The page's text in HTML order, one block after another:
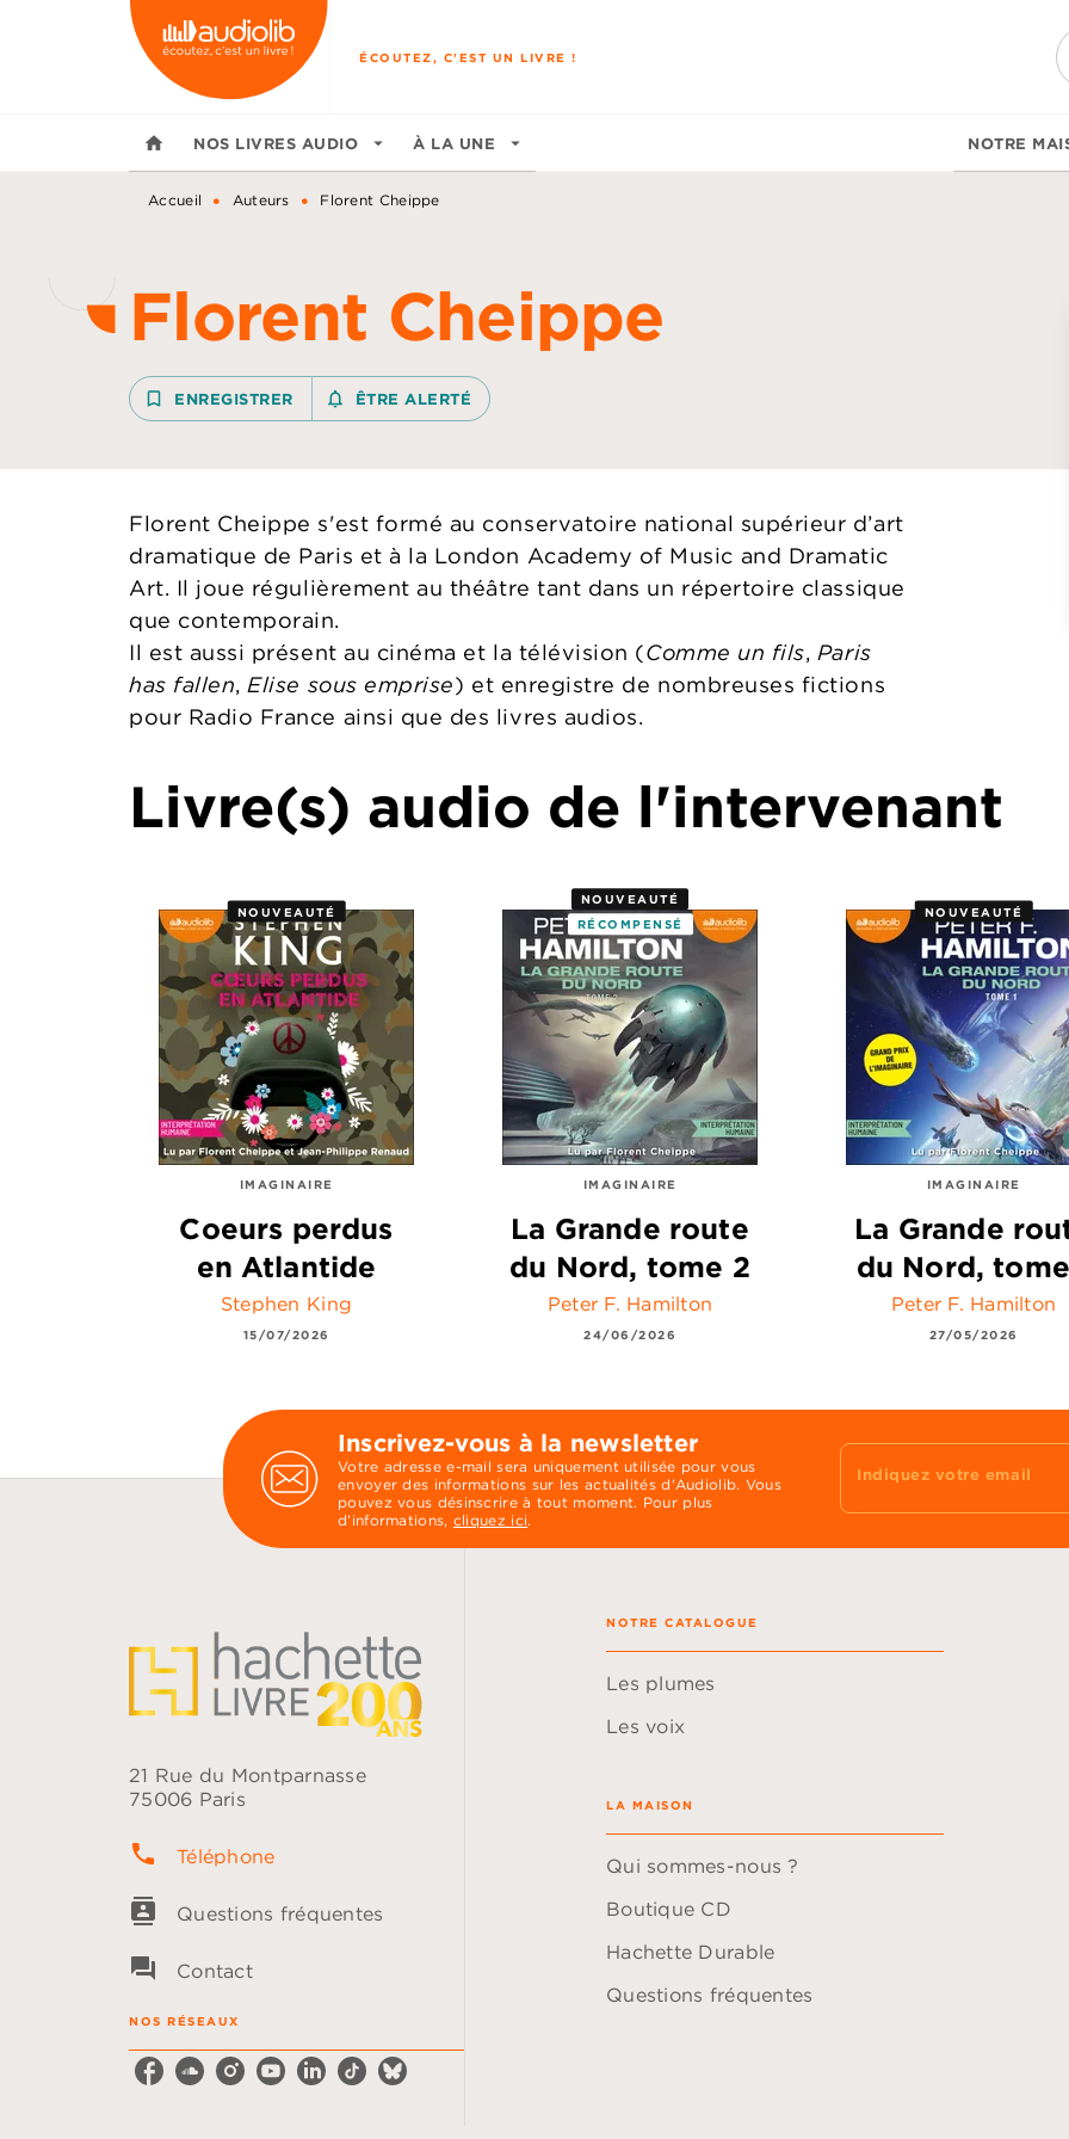
MENU RECHERCHE
ÉCOUTEZ, C'EST UN LIVRE !
home NOS LIVRES AUDIO arrow_drop_down À LA UNE arrow_drop_down NOTRE
Accueil • Auteurs • Florent Cheippe
Florent Cheippe
bookmark_border ENREGISTRER notifications_none_outlined
ÊTRE ALERTÉ
Florent Cheippe s'est formé au conservatoire national supérieur d’art
dramatique de Paris et à la London Academy of Music and Dramatic
Art. Il joue régulièrement au théâtre tant dans un répertoire classique
que contemporain.
Il est aussi présent au cinéma et la télévision (Comme un fils, Paris
has fallen,Elise sous emprise) et enregistre de nombreuses fictions
pour Radio France ainsi que des livres audios.
Livre(s) audio de l'intervenant
NOUVEAUTÉ
IMAGINAIRE
Coeurs perdus
en Atlantide
Stephen King
15/07/2026
NOUVEAUTÉ
RÉCOMPENSÉ
IMAGINAIRE
La Grande route
du Nord, tome 2
Peter F. Hamilton
24/06/2026
NOUVEAUTÉ
IMAGINAIRE
La Grande
du Nord,
Peter F. Hamilton
27/05/2026
Inscrivez-vous à la newsletter
Votre adresse e-mail sera uniquement utilisée pour vous
envoyer des informations sur les actualités d'Audiolib. Vous
pouvez vous désinscrire à tout moment. Pour plus
d’informations, cliquez ici.
Indiquez votre email
21 Rue du Montparnasse
75006 Paris
phone Téléphone
contacts Questions fréquentes
question_answer Contact
NOS RÉSEAUX
NOTRE CATALOGUE
Les plumes
Les voix
LA MAISON
Qui sommes-nous ?
Boutique CD
Hachette Durable
Questions fréquentes